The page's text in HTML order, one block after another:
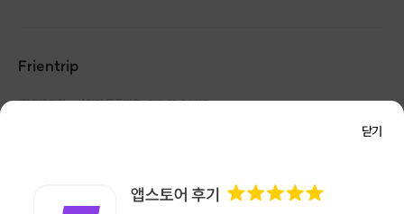
닫기
Frientrip
㈜프렌트립 | 사업자 등록번호 : 261-81-04385
대해 ㈜프렌트립은 일체의 책임을 지지 않습니다.
NICEPAY 안전거래 서비스 : 고객님의 안전거래를 위해 현금 결제 시, 저희 사이트에서 가입한